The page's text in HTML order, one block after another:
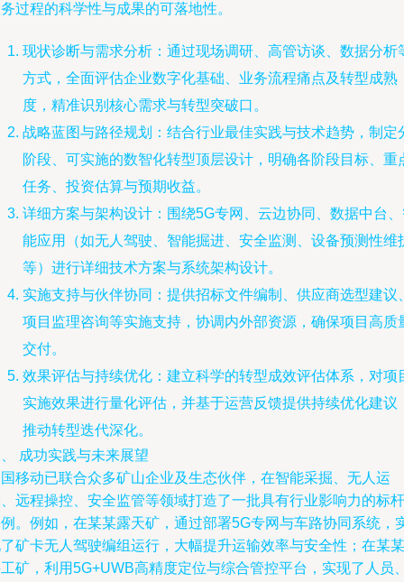
过程的科学性与成果的可落地性。
现状诊断与需求分析：通过现场调研、高管访谈、数据分析
方式，全面评估企业数字化基础、业务流程痛点及转型成熟
度，精准识别核心需求与转型突破口。
战略蓝图与路径规划：结合行业最佳实践与技术趋势，制定
阶段、可实施的数智化转型顶层设计，明确各阶段目标、重
任务、投资估算与预期收益。
详细方案与架构设计：围绕5G专网、云边协同、数据中台
能应用（如无人驾驶、智能掘进、安全监测、设备预测性维
等）进行详细技术方案与系统架构设计。
实施支持与伙伴协同：提供招标文件编制、供应商选型建议
项目监理咨询等实施支持，协调内外部资源，确保项目高质
交付。
效果评估与持续优化：建立科学的转型成效评估体系，对项
实施效果进行量化评估，并基于运营反馈提供持续优化建议
推动转型迭代深化。
成功实践与未来展望
移动已联合众多矿山企业及生态伙伴，在智能采掘、无人运
远程操控、安全监管等领域打造了一批具有行业影响力的标杆
。例如，在某某露天矿，通过部署5G专网与车路协同系统，
矿卡无人驾驶编组运行，大幅提升运输效率与安全性；在某某
矿，利用5G+UWB高精度定位与综合管控平台，实现了人员